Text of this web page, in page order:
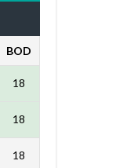
BOD
18
18
18